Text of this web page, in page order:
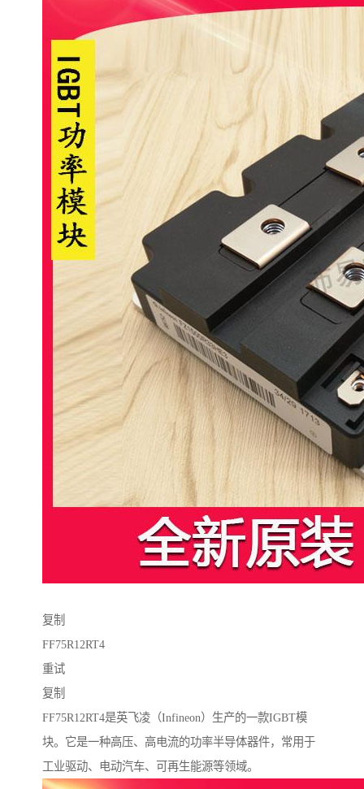
复制
FF75R12RT4
重试
复制
FF75R12RT4是英飞凌（Infineon）生产的一款IGBT模
块。它是一种高压、高电流的功率半导体器件，常用于
工业驱动、电动汽车、可再生能源等领域。